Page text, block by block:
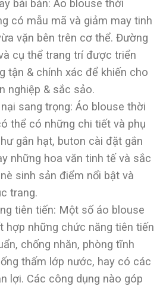
bài bản: Áo blouse thời
có mẫu mã và giảm may tinh
vặn bên trên cơ thể. Đường
cụ thể trang trí được triển
tận & chính xác để khiến cho
nghiệp & sắc sảo.
sang trọng: Áo blouse thời
thể có những chi tiết và phụ
gắn hạt, buton cài đặt gắn
những hoa văn tinh tế và sắc
sinh sản điểm nổi bật và
trang.
tiên tiến: Một số áo blouse
hợp những chức năng tiên tiến
chống nhăn, phòng tĩnh
thấm lớp nước, hay có các
lợi. Các công dụng nào góp